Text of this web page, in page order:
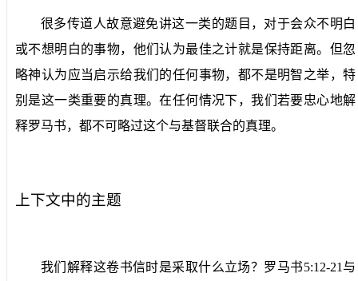
很多传道人故意避免讲这一类的题目，对于会众不明白
或不想明白的事物，他们认为最佳之计就是保持距离。但忽
略神认为应当启示给我们的任何事物，都不是明智之举，特
别是这一类重要的真理。在任何情况下，我们若要忠心地解
释罗马书，都不可略过这个与基督联合的真理。
上下文中的主题
我们解释这卷书信时是采取什么立场？罗马书5:12-21 与